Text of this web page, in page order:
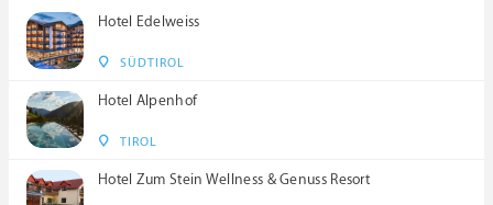
Hotel Edelweiss
SÜDTIROL
Hotel Alpenhof
TIROL
Hotel Zum Stein Wellness & Genuss Resort